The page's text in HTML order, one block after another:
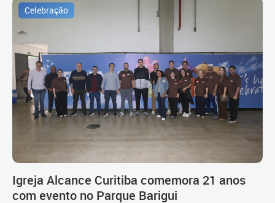
Celebração
Igreja Alcance Curitiba comemora 21 anos
com evento no Parque Barigui